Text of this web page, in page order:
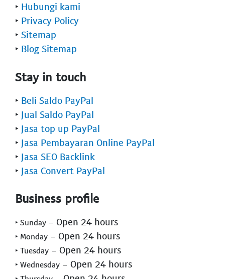
‣ Hubungi kami
‣ Privacy Policy
‣ Sitemap
‣ Blog Sitemap
Stay in touch
‣ Beli Saldo PayPal
‣ Jual Saldo PayPal
‣ Jasa top up PayPal
‣ Jasa Pembayaran Online PayPal
‣ Jasa SEO Backlink
‣ Jasa Convert PayPal
Business profile
‣ Sunday - Open 24 hours
‣ Monday - Open 24 hours
‣ Tuesday - Open 24 hours
‣ Wednesday - Open 24 hours